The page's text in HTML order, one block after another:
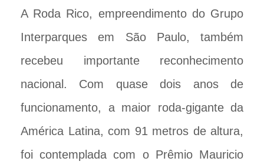
A Roda Rico, empreendimento do Grupo
Interparques em São Paulo, também
recebeu importante reconhecimento
nacional. Com quase dois anos de
funcionamento, a maior roda-gigante da
América Latina, com 91 metros de altura,
foi contemplada com o Prêmio Mauricio